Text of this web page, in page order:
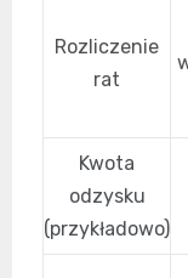
Rozliczenie
rat
Kwota
odzysku
(przykładowo)